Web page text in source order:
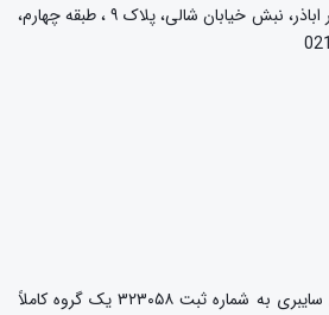
آیت اله کاشانی، بلوار اباذر، نبش خیابان شالی، پلاک ۹ ، طبقه چهارم،
گروه حقوقی تخصصی وکیل سایبری به شماره ثبت ۳۲۳۰۵۸ یک گروه کاملاً